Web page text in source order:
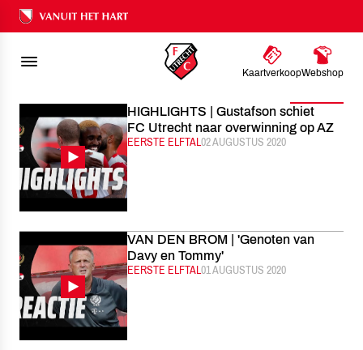
Ons nalatenschap
KaartverkoopWebshop
FC UTRECHT NIEUWS
HIGHLIGHTS | Gustafson schiet
FC Utrecht naar overwinning op AZ
CATEGORIE:
EERSTE ELFTALGEPUBLICEERD:
02 AUGUSTUS 2020
VAN DEN BROM | 'Genoten van
Davy en Tommy'
CATEGORIE:
EERSTE ELFTALGEPUBLICEERD:
01 AUGUSTUS 2020